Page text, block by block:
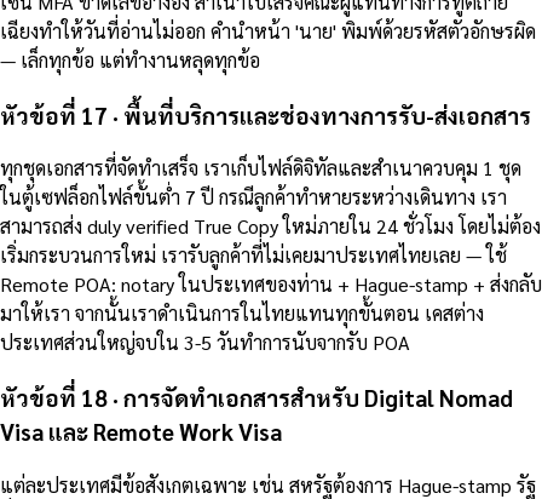
เฉียงทำให้วันที่อ่านไม่ออก คำนำหน้า 'นาย' พิมพ์ด้วยรหัสตัวอักษรผิด
— เล็กทุกข้อ แต่ทำงานหลุดทุกข้อ
หัวข้อที่ 17 · พื้นที่บริการและช่องทางการรับ-ส่งเอกสาร
ทุกชุดเอกสารที่จัดทำเสร็จ เราเก็บไฟล์ดิจิทัลและสำเนาควบคุม 1 ชุด
ในตู้เซฟล็อกไฟล์ขั้นต่ำ 7 ปี กรณีลูกค้าทำหายระหว่างเดินทาง เรา
สามารถส่ง duly verified True Copy ใหม่ภายใน 24 ชั่วโมง โดยไม่ต้อง
เริ่มกระบวนการใหม่ เรารับลูกค้าที่ไม่เคยมาประเทศไทยเลย — ใช้
Remote POA: notary ในประเทศของท่าน + Hague-stamp + ส่งกลับ
มาให้เรา จากนั้นเราดำเนินการในไทยแทนทุกขั้นตอน เคสต่าง
ประเทศส่วนใหญ่จบใน 3-5 วันทำการนับจากรับ POA
หัวข้อที่ 18 · การจัดทำเอกสารสำหรับ Digital Nomad
Visa และ Remote Work Visa
แต่ละประเทศมีข้อสังเกตเฉพาะ เช่น สหรัฐต้องการ Hague-stamp รัฐ